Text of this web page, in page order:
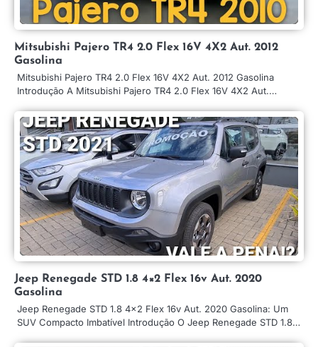
Mitsubishi Pajero TR4 2.0 Flex 16V 4X2 Aut. 2012
Gasolina
Mitsubishi Pajero TR4 2.0 Flex 16V 4X2 Aut. 2012 Gasolina
Introdução A Mitsubishi Pajero TR4 2.0 Flex 16V 4X2 Aut.…
Jeep Renegade STD 1.8 4×2 Flex 16v Aut. 2020
Gasolina
Jeep Renegade STD 1.8 4×2 Flex 16v Aut. 2020 Gasolina: Um
SUV Compacto Imbatível Introdução O Jeep Renegade STD 1.8…